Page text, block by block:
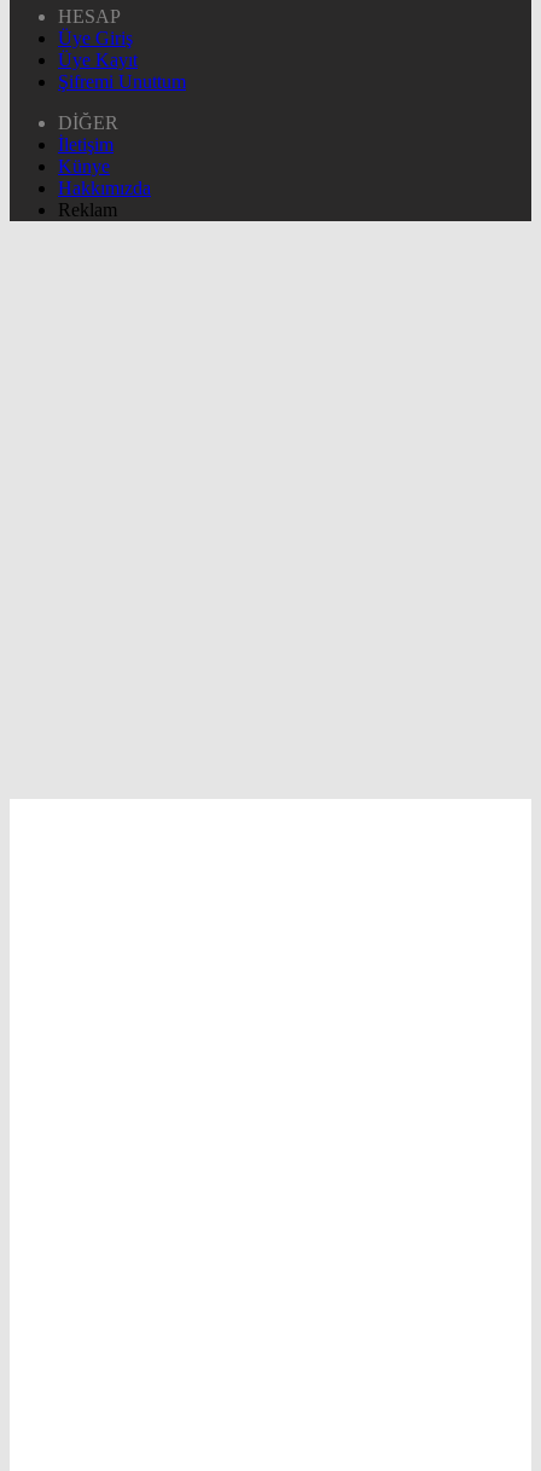
HESAP
Üye Giriş
Üye Kayıt
Şifremi Unuttum
DİĞER
İletişim
Künye
Hakkımızda
Reklam